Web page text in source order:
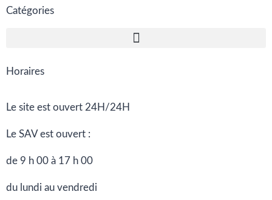
Catégories
Horaires
Le site est ouvert 24H/24H
Le SAV est ouvert :
de 9 h 00 à 17 h 00
du lundi au vendredi